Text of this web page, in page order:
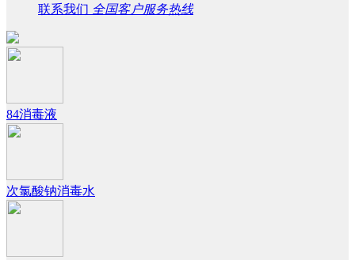
联系我们 全国客户服务热线
84消毒液
次氯酸钠消毒水